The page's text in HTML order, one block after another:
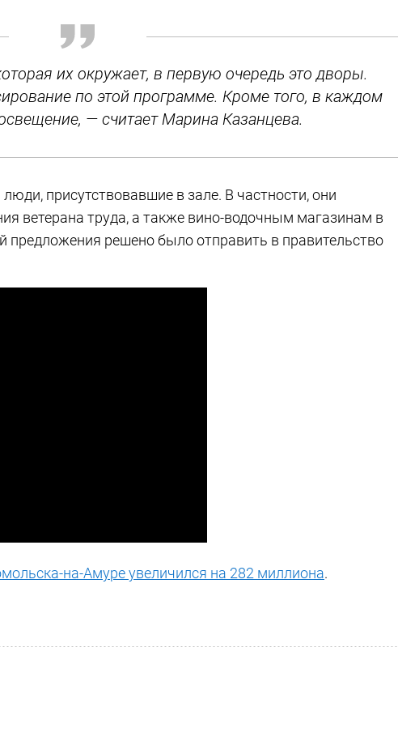
их окружает, в первую очередь это дворы.
по этой программе. Кроме того, в каждом
— считает Марина Казанцева.
присутствовавшие в зале. В частности, они
ветерана труда, а также вино-водочным магазинам в
решено было отправить в правительство
на-Амуре увеличился на 282 миллиона.